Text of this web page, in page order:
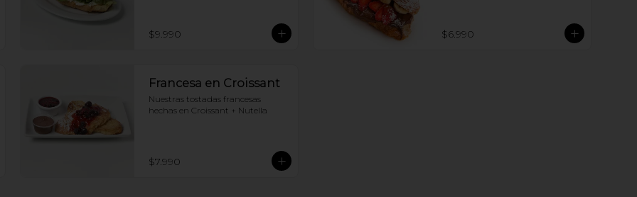
$9.990 $6.990
Francesa en Croissant
Nuestras tostadas francesas
hechas en Croissant + Nutella
$7.990